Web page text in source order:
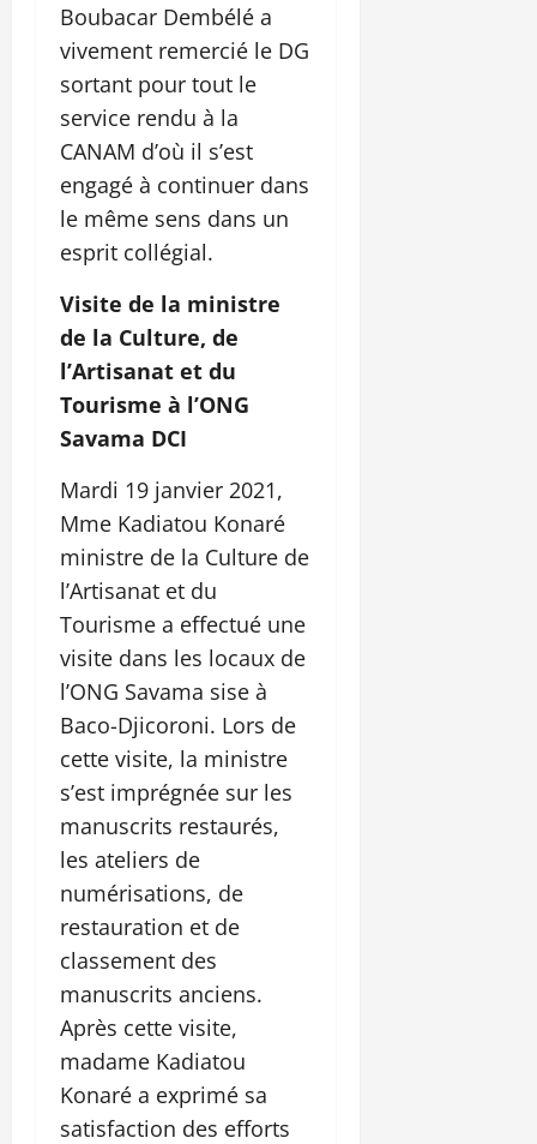
Boubacar Dembélé a
vivement remercié le DG
sortant pour tout le
service rendu à la
CANAM d’où il s’est
engagé à continuer dans
le même sens dans un
esprit collégial.
Visite de la ministre
de la Culture, de
l’Artisanat et du
Tourisme à l’ONG
Savama DCI
Mardi 19 janvier 2021,
Mme Kadiatou Konaré
ministre de la Culture de
l’Artisanat et du
Tourisme a effectué une
visite dans les locaux de
l’ONG Savama sise à
Baco-Djicoroni. Lors de
cette visite, la ministre
s’est imprégnée sur les
manuscrits restaurés,
les ateliers de
numérisations, de
restauration et de
classement des
manuscrits anciens.
Après cette visite,
madame Kadiatou
Konaré a exprimé sa
satisfaction des efforts